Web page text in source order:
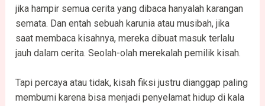
jika hampir semua cerita yang dibaca hanyalah karangan
semata. Dan entah sebuah karunia atau musibah, jika
saat membaca kisahnya, mereka dibuat masuk terlalu
jauh dalam cerita. Seolah-olah merekalah pemilik kisah.
Tapi percaya atau tidak, kisah fiksi justru dianggap paling
membumi karena bisa menjadi penyelamat hidup di kala